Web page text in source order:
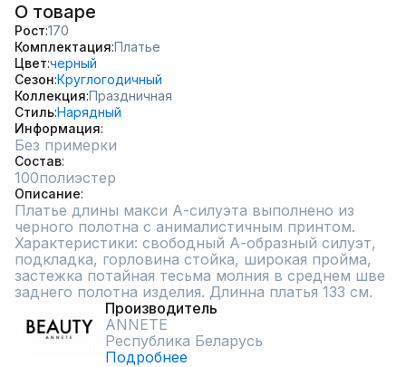
О товаре
Рост 170
Комплектация Платье
Цвет черный
Сезон Круглогодичный
Коллекция Праздничная
СтильНарядный
Информация
Без примерки
Состав
100полиэстер
Описание
Платье длины макси А-силуэта выполнено из
черного полотна с анималистичным принтом.
Характеристики: свободный А-образный силуэт,
подкладка, горловина стойка, широкая пройма,
застежка потайная тесьма молния в среднем шве
заднего полотна изделия. Длинна платья 133 см.
Производитель
ANNETE
Республика Беларусь
Подробнее